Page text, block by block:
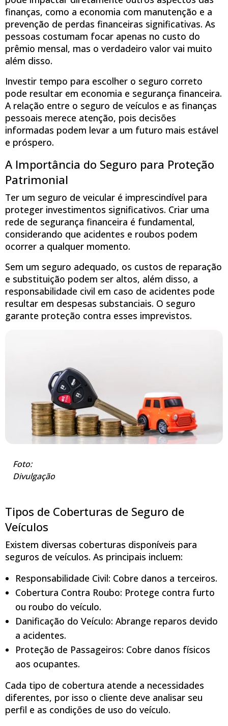
finanças, como a economia com manutenção e a
prevenção de perdas financeiras significativas. As
pessoas costumam focar apenas no custo do
prêmio mensal, mas o verdadeiro valor vai muito
além disso.
Investir tempo para escolher o seguro correto
pode resultar em economia e segurança financeira.
A relação entre o seguro de veículos e as finanças
pessoais merece atenção, pois decisões
informadas podem levar a um futuro mais estável
e próspero.
A Importância do Seguro para Proteção
Patrimonial
Ter um seguro de veicular é imprescindível para
proteger investimentos significativos. Criar uma
rede de segurança financeira é fundamental,
considerando que acidentes e roubos podem
ocorrer a qualquer momento.
Sem um seguro adequado, os custos de reparação
e substituição podem ser altos, além disso, a
responsabilidade civil em caso de acidentes pode
resultar em despesas substanciais. O seguro
garante proteção contra esses imprevistos.
Foto:
Divulgação
Tipos de Coberturas de Seguro de
Veículos
Existem diversas coberturas disponíveis para
seguros de veículos. As principais incluem:
Responsabilidade Civil: Cobre danos a terceiros.
Cobertura Contra Roubo: Protege contra furto
ou roubo do veículo.
Danificação do Veículo: Abrange reparos devido
a acidentes.
Proteção de Passageiros: Cobre danos físicos
aos ocupantes.
Cada tipo de cobertura atende a necessidades
diferentes, por isso o cliente deve analisar seu
perfil e as condições de uso do veículo.